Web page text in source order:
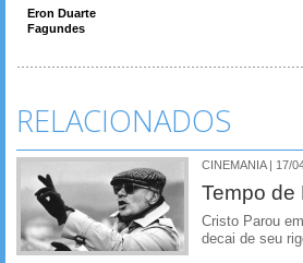
Eron Duarte
Fagundes
RELACIONADOS
CINEMANIA | 17/
Tempo de
Cristo Parou
decai de seu